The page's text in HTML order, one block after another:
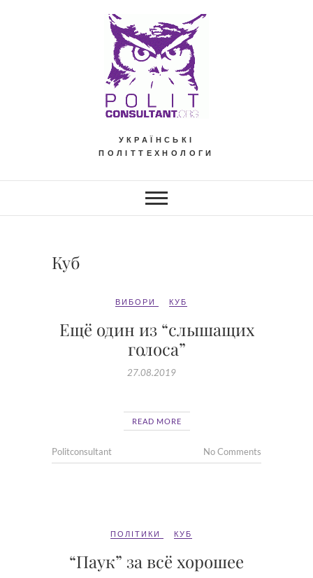
УКРАЇНСЬКІ
ПОЛІТТЕХНОЛОГИ
Куб
ВИБОРИ КУБ
Ещё один из “слышащих
голоса”
27.08.2019
READ MORE
Politconsultant No Comments
ПОЛІТИКИ КУБ
“Паук” за всё хорошее